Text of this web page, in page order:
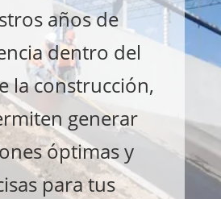
años de
dentro del
la construcción,
generar
óptimas y
para tus